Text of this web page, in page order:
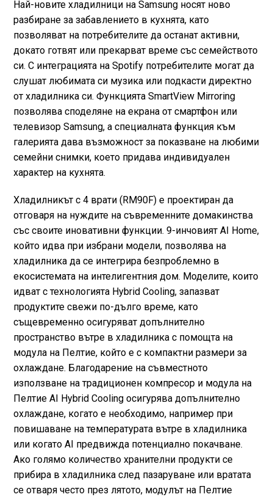
Най-новите хладилници на Samsung носят ново
разбиране за забавлението в кухнята, като
позволяват на потребителите да останат активни,
докато готвят или прекарват време със семейството
си. С интеграцията на Spotify потребителите могат да
слушат любимата си музика или подкасти директно
от хладилника си. Функцията SmartView Mirroring
позволява споделяне на екрана от смартфон или
телевизор Samsung, а специалната функция към
галерията дава възможност за показване на любими
семейни снимки, което придава индивидуален
характер на кухнята.
Хладилникът с 4 врати (RM90F) е проектиран да
отговаря на нуждите на съвременните домакинства
със своите иновативни функции. 9-инчовият AI Home,
който идва при избрани модели, позволява на
хладилника да се интегрира безпроблемно в
екосистемата на интелигентния дом. Моделите, които
идват с технологията Hybrid Cooling, запазват
продуктите свежи по-дълго време, като
същевременно осигуряват допълнително
пространство вътре в хладилника с помощта на
модула на Пелтие, който е с компактни размери за
охлаждане. Благодарение на съвместното
използване на традиционен компресор и модула на
Пелтие AI Hybrid Cooling осигурява допълнително
охлаждане, когато е необходимо, например при
повишаване на температурата вътре в хладилника
или когато AI предвижда потенциално покачване.
Ако голямо количество хранителни продукти се
прибира в хладилника след пазаруване или вратата
се отваря често през лятото, модулът на Пелтие